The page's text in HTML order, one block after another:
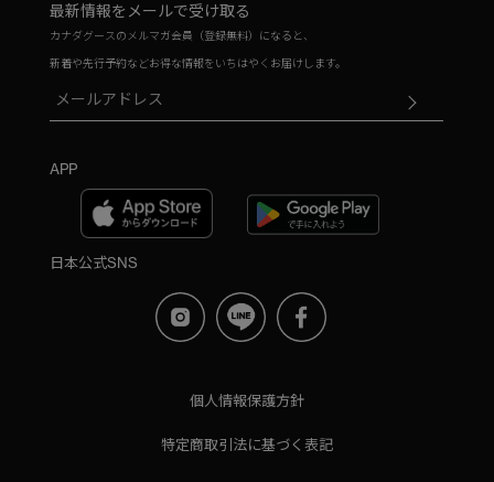
最新情報をメールで受け取る
カナダグースのメルマガ会員（登録無料）になると、
新着や先行予約などお得な情報をいちはやくお届けします。
APP
日本公式SNS
個人情報保護方針
特定商取引法に基づく表記